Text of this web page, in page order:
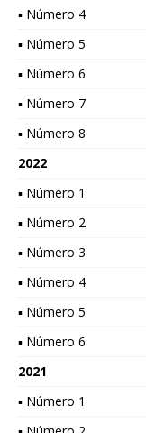
▪ Número 4
▪ Número 5
▪ Número 6
▪ Número 7
▪ Número 8
2022
▪ Número 1
▪ Número 2
▪ Número 3
▪ Número 4
▪ Número 5
▪ Número 6
2021
▪ Número 1